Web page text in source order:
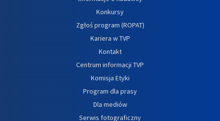
Konkursy
Zgłoś program (ROPAT)
Kariera w TVP
Kontakt
Centrum informacji TVP
Komisja Etyki
Program dla prasy
Dla mediów
Serwis fotograficzny